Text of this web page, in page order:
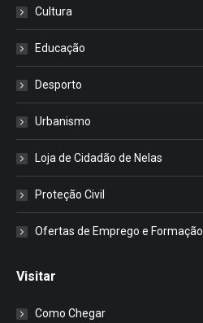
Cultura
Educação
Desporto
Urbanismo
Loja de Cidadão de Nelas
Proteção Civil
Ofertas de Emprego e Formação
Visitar
Como Chegar